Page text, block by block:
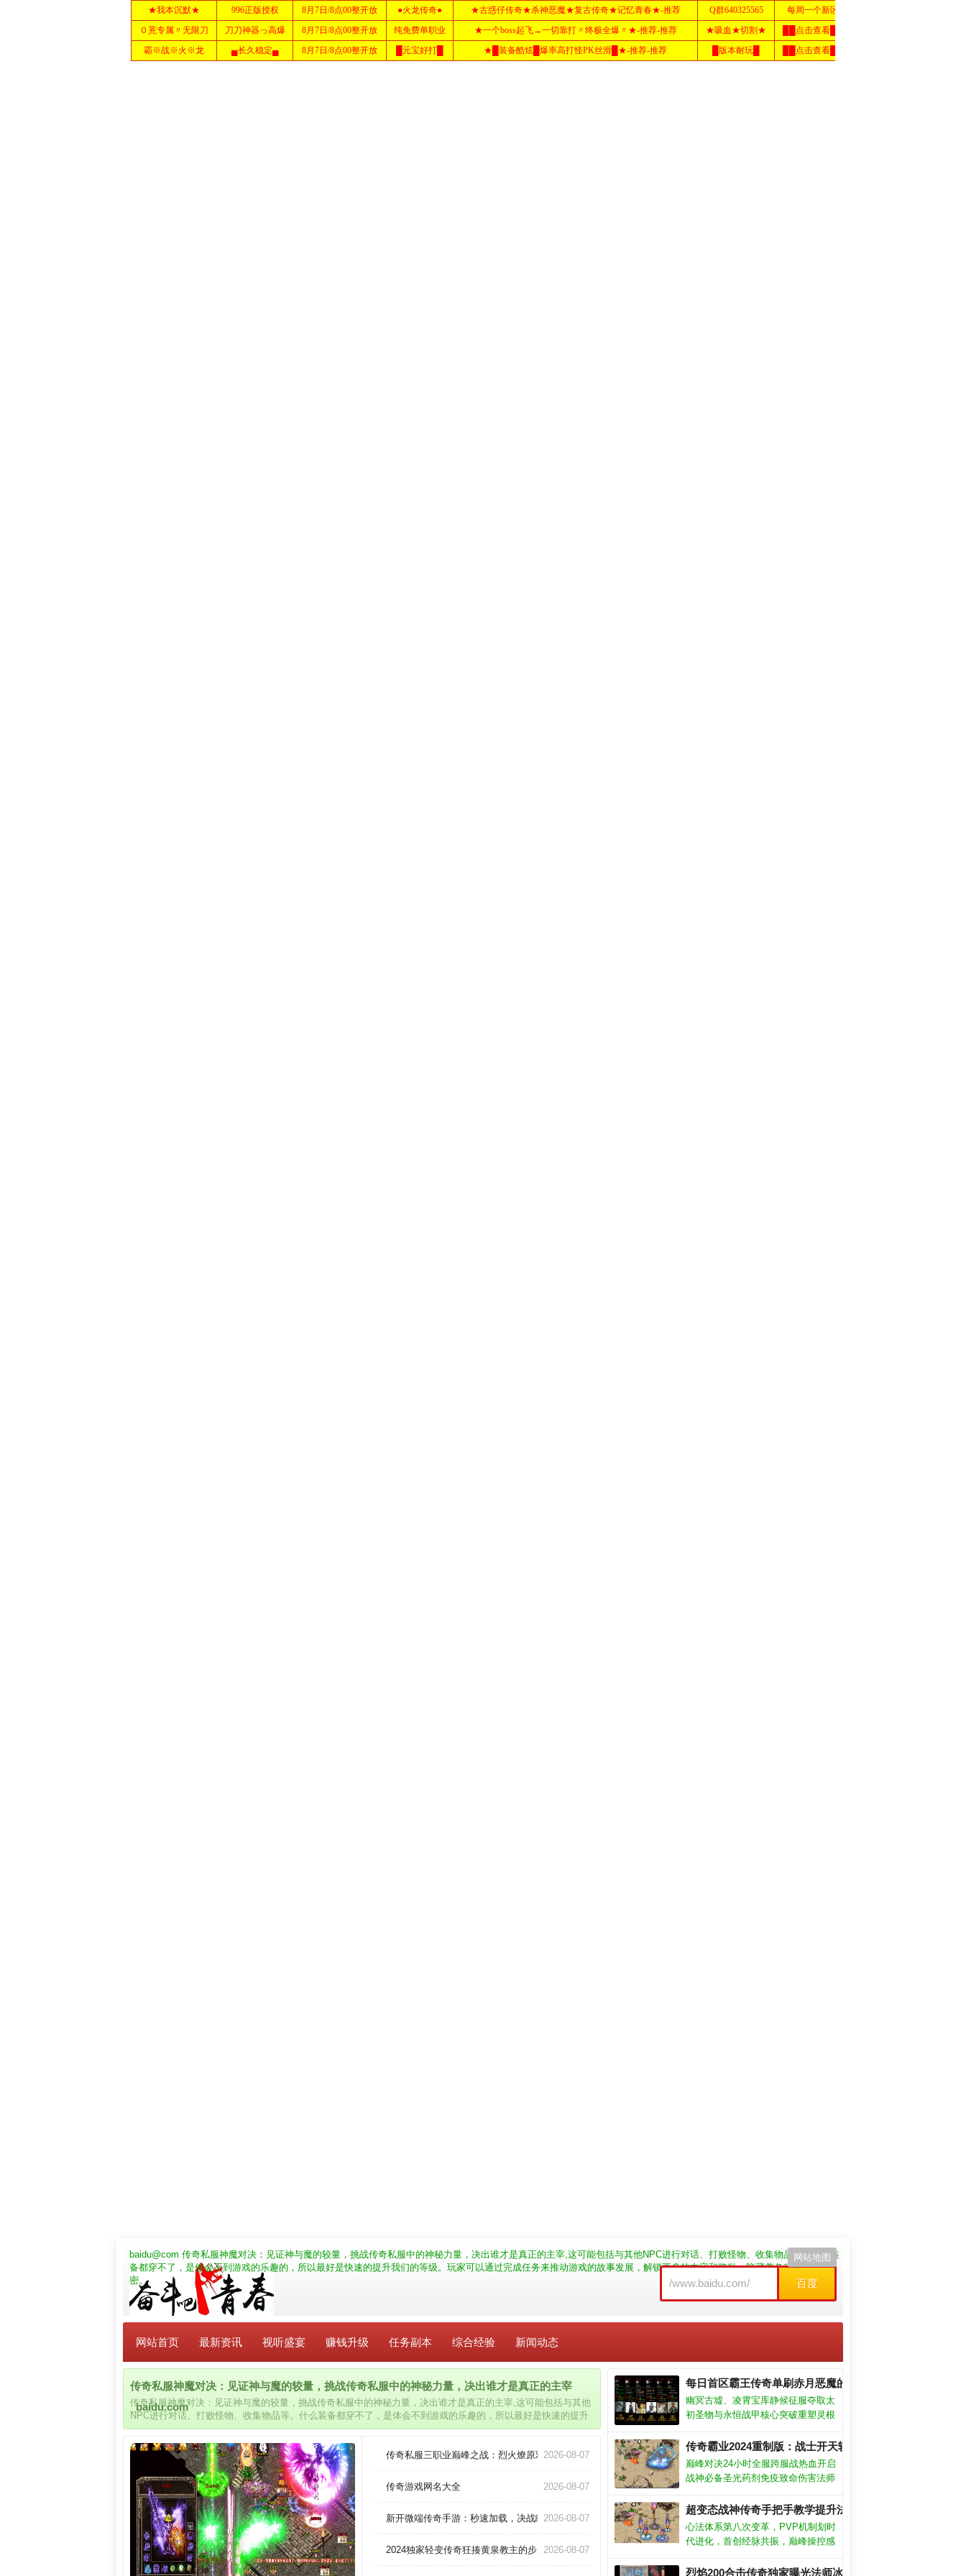
baidu@com 传奇私服神魔对决：见证神与魔的较量，挑战传奇私服中的神秘力量，决出谁才是真正的主宰,这可能包括与其他NPC进行对话、打败怪物、收集物品等。什么装
备都穿不了，是体会不到游戏的乐趣的，所以最好是快速的提升我们的等级。玩家可以通过完成任务来推动游戏的故事发展，解锁更多的内容和奖励，隐藏着各种宝藏和秘
密。
百度
网站地图
网站首页 最新资讯 视听盛宴 赚钱升级 任务副本 综合经验 新闻动态
传奇私服神魔对决：见证神与魔的较量，挑战传奇私服中的神秘力量，决出谁才是真正的主宰
_baidu.com
传奇私服神魔对决：见证神与魔的较量，挑战传奇私服中的神秘力量，决出谁才是真正的主宰,这可能包括与其他
NPC进行对话、打败怪物、收集物品等。什么装备都穿不了，是体会不到游戏的乐趣的，所以最好是快速的提升
我们的等级。玩家可以通过完成任务来推动游戏的故事发展，解锁更多的内容和奖励，隐藏着各种宝藏和秘密。
传奇私服三职业巅峰之战：烈火燎原双修战士开天斩？
2026-08-07
传奇游戏网名大全 2026-08-07
新开微端传奇手游：秒速加载，决战瞬息爆发！
2026-08-07
2024独家轻变传奇狂揍黄泉教主的步履？2026-08-07
每日首区霸王传奇单刷赤月恶魔的终极技巧
幽冥古墟、凌霄宝库静候征服夺取太
初圣物与永恒战甲核心突破重塑灵根
藏剧情解锁前提需完成特殊试炼或破
译天碑引动天地异象
传奇霸业2024重制版：战士开天斩秒杀赤月恶魔实录！
巅峰对决24小时全服跨服战热血开启
战神必备圣光药剂免疫致命伤害法师
必须常备背包版本焦点十二转轮回弑
神诛仙跨服争霸赛王座更迭传说神装
限时觉醒
超变态战神传奇手把手教学提升法师流星火雨爆发
心法体系第八次变革，PVP机制划时
代进化，首创经脉共振，巅峰操控感
受颠覆性厮杀，炸裂连招感冲破九霄
烈焰200合击传奇独家曝光法师冰霜护体绝技！